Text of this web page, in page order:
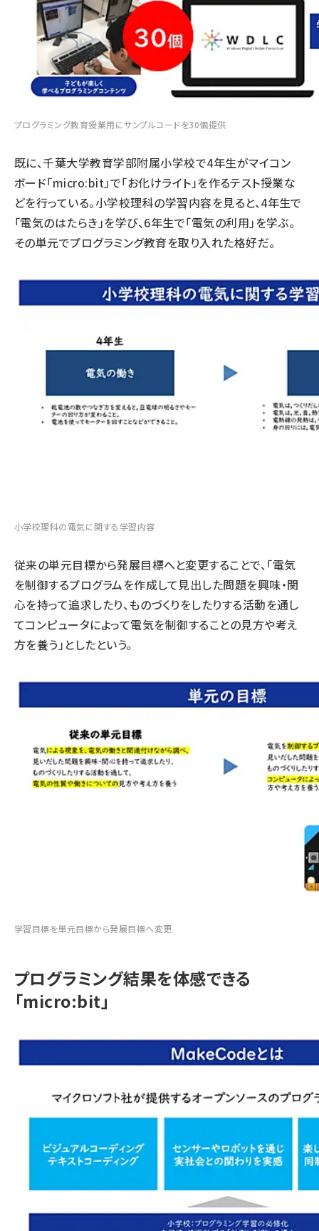
プログラミング教育授業用にサンプルコードを30個提供
既に、千葉大学教育学部附属小学校で4年生がマイコン
ボード「micro:bit」で「お化けライト」を作るテスト授業な
どを行っている。小学校理科の学習内容を見ると、4年生で
「電気のはたらき」を学び、6年生で「電気の利用」を学ぶ。
その単元でプログラミング教育を取り入れた格好だ。
小学校理科の電気に関する学習内容
従来の単元目標から発展目標へと変更することで、「電気
を制御するプログラムを作成して見出した問題を興味・関
心を持って追求したり、ものづくりをしたりする活動を通し
てコンピュータによって電気を制御することの見方や考え
方を養う」としたという。
学習目標を単元目標から発展目標へ変更
プログラミング結果を体感できる
「micro:bit」